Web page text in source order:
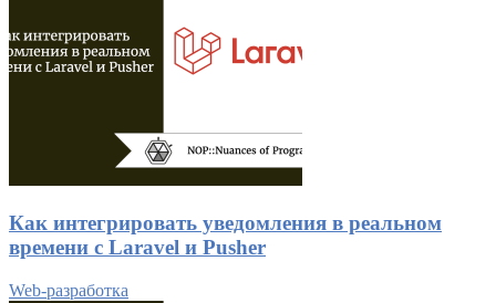
Как интегрировать уведомления в реальном
времени с Laravel и Pusher
Web-разработка